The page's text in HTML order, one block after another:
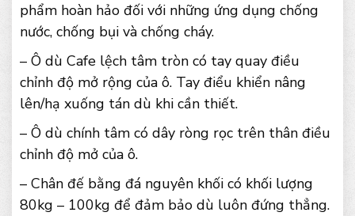
phẩm hoàn hảo đối với những ứng dụng chống
nước, chống bụi và chống cháy.
– Ô dù Cafe lệch tâm tròn có tay quay điều
chỉnh độ mở rộng của ô. Tay điểu khiển nâng
lên/hạ xuống tán dù khi cần thiết.
– Ô dù chính tâm có dây ròng rọc trên thân điều
chỉnh độ mở của ô.
– Chân đế bằng đá nguyên khối có khối lượng
80kg – 100kg để đảm bảo dù luôn đứng thẳng.